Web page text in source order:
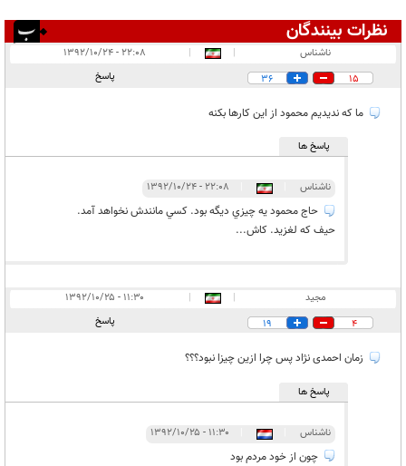
نظرات بینندگان
در انتظار بررسی:۱
ناشناس |
|
۲۲:۰۸ - ۱۳۹۲/۱۰/۲۴
15
36 پاسخ
ما که ندیدیم محمود از این کارها بکنه
پاسخ ها
ناشناس ۲۲:۰۸ - ۱۳۹۲/۱۰/۲۴
حاج محمود يه چيزي ديگه بود. کسي مانندش نخواهد آمد.
حيف که لغزيد. کاش...
مجید |
|
۱۱:۳۰ - ۱۳۹۲/۱۰/۲۵
4
19 پاسخ
زمان احمدی نژاد پس چرا ازین چیزا نبود؟؟؟
پاسخ ها
ناشناس ۱۱:۳۰ - ۱۳۹۲/۱۰/۲۵
چون از خود مردم بود